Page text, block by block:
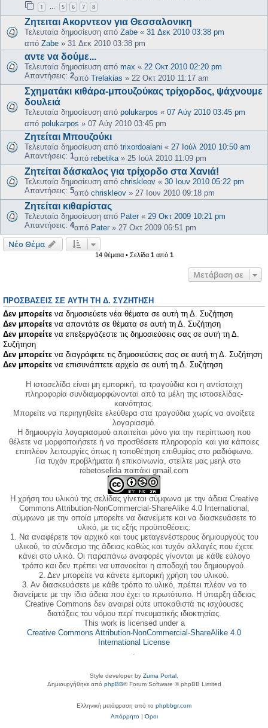
1 … 5 6 7 8
Ζητειται Ακορντεον για Θεσσαλονικη
Τελευταία δημοσίευση από Zabe « 31 Δεκ 2010 03:38 pm
από Zabe » 31 Δεκ 2010 03:38 pm
αντε να δούμε...
Τελευταία δημοσίευση από max « 22 Οκτ 2010 02:20 pm
Απαντήσεις: 2από Trelakias » 22 Οκτ 2010 11:17 am
Σχηματάκι κιθάρα-μπουζούκας τρίχορδος, ψάχνουμε
δουλειά
Τελευταία δημοσίευση από polukarpos « 07 Αύγ 2010 03:45 pm
από polukarpos » 07 Αύγ 2010 03:45 pm
Ζητείται Μπουζούκι
Τελευταία δημοσίευση από trixordoalani « 27 Ιούλ 2010 10:50 am
Απαντήσεις: 1από rebetika» 25 Ιούλ 2010 11:09 pm
Ζητείται δάσκαλος για τρίχορδο στα Χανιά!
Τελευταία δημοσίευση από chriskleov « 30 Ιουν 2010 05:22 pm
Απαντήσεις: 5από chriskleov » 27 Ιουν 2010 09:18 pm
Ζητείται κιθαρίστας
Τελευταία δημοσίευση από Pater « 29 Οκτ 2009 10:21 pm
Απαντήσεις: 4από Pater » 27 Οκτ 2009 06:51 pm
Νέο Θέμα
14 θέματα • Σελίδα 1από 1
Μετάβαση σε
ΠΡΟΣΒΆΣΕΙΣ ΣΕ ΑΥΤΉ ΤΗ Δ. ΣΥΖΉΤΗΣΗ
Δεν μπορείτε να δημοσιεύετε νέα θέματα σε αυτή τη Δ. Συζήτηση
Δεν μπορείτε να απαντάτε σε θέματα σε αυτή τη Δ. Συζήτηση
Δεν μπορείτε να επεξεργάζεστε τις δημοσιεύσεις σας σε αυτή τη Δ.
Συζήτηση
Δεν μπορείτε να διαγράφετε τις δημοσιεύσεις σας σε αυτή τη Δ. Συζήτηση
Δεν μπορείτε να επισυνάπτετε αρχεία σε αυτή τη Δ. Συζήτηση
Η ιστοσελίδα είναι μη εμπορική, τα τραγούδια και η αντίστοιχη
πληροφορία συνδιαμορφώνονται από τα μέλη της ιστοσελίδας-
κοινότητας.
Μπορείτε να περιηγηθείτε ελεύθερα στα τραγούδια χωρίς να ανοίξετε
λογαριασμό.
Η δημιουργία λογαριασμού απαιτείται μόνο για την περίπτωση που
θέλετε να μορφοποιήσετε ή να προσθέσετε πληροφορία και για κάποιες
επιπλέον λειτουργίες όπως η τοποθέτηση επιθυμίας στο ραδιόφωνο.
Για τυχόν προβλήματα ή επικοινωνία, στείλτε μας μεηλ στο
rebetoselida παπάκι gmail.com
Η χρήση του υλικού της σελίδας γίνεται σύμφωνα με την άδεια Creative
Commons Attribution-NonCommercial-ShareAlike 4.0 International,
σύμφωνα με την οποία μπορείτε να διανείμετε και να διασκευάσετε το
υλικό, με τις εξής προϋποθέσεις:
1. Να αναφέρετε τον αρχικό και τους μεταγενέστερους δημιουργούς του
υλικού, το σύνδεσμο της άδειας καθώς και τυχόν αλλαγές που έχετε
κάνει στο υλικό. Οι παραπάνω αναφορές γίνονται με κάθε εύλογο
τρόπο και δεν πρέπει να υπονοείται η αποδοχή του δημιουργού.
2. Δεν μπορείτε να κάνετε εμπορική χρήση του υλικού.
3. Αν διασκευάσετε με κάθε τρόπο το υλικό, πρέπει πλέον να το
διανείμετε με την ίδια άδεια που έχει το πρωτότυπο. Η ύπαρξη άδειας
Creative Commons δεν αναιρεί ούτε υποκαθιστά τις ισχύουσες
διατάξεις του νόμου περί πνευματικής ιδιοκτησίας.
This work is licensed under a
Creative Commons Attribution-NonCommercial-ShareAlike 4.0
International License
Style developer by Zuma Portal,
Δημιουργήθηκε από phpBB® Forum Software © phpBB Limited
Ελληνική μετάφραση από το phpbbgr.com
Απόρρητο|Όροι